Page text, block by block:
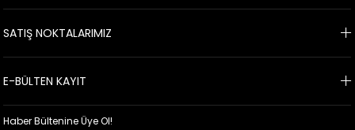
SATIŞ NOKTALARIMIZ
E-BÜLTEN KAYIT
Haber Bültenine Üye Ol!